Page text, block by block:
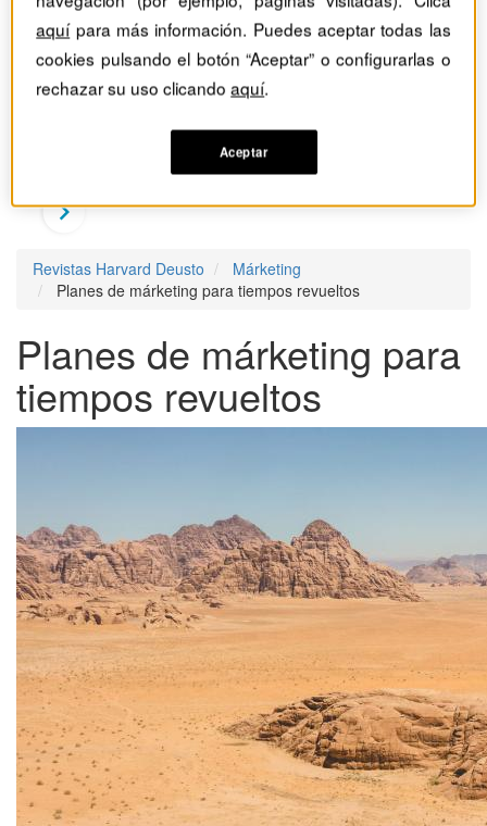
Revistas Harvard Deusto
Márketing
Planes de márketing para tiempos revueltos
Planes de márketing para
tiempos revueltos
aquípara más información. Puedes aceptar todas las
cookies pulsando el botón “Aceptar” o configurarlas o
rechazar su uso clicandoaquí.
Aceptar